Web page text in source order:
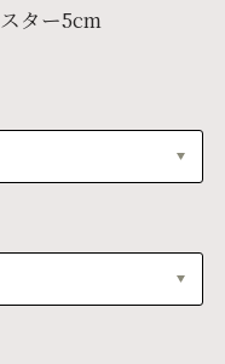
ー5cm